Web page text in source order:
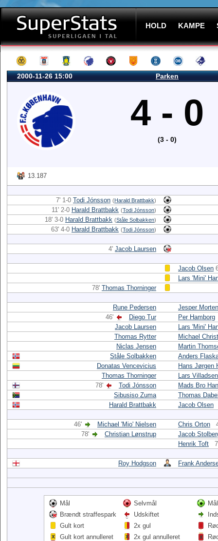
HOLD KAMPE
2000-11-26 15:00 Parken
4 - 0
(3 - 0)
13.187
7' 1-0 Todi Jónsson (Harald Brattbakk)
11' 2-0 Harald Brattbakk (Todi Jónsson)
18' 3-0 Harald Brattbakk (Ståle Solbakken)
63' 4-0 Harald Brattbakk (Todi Jónsson)
4' Jacob Laursen
Jacob Olsen
Lars 'Mini'
78' Thomas Thorninger
Rune Pedersen
Jesper
46'
Diego Tur
Per Hamborg
Jacob Laursen
Lars 'Mini'
Thomas Rytter
Michael
Niclas Jensen
Martin
Ståle Solbakken
Anders
Donatas Vencevicius
Hans Jørgen
Thomas Thorninger
Lars Villadsen
78'
Todi Jónsson
Mads Bro
Sibusiso Zuma
Thomas
Harald Brattbakk
Jacob Olsen
46' Michael 'Mio' Nielsen Chris Orton
78'
Christian Lønstrup
Jacob
Henrik Toft
Roy Hodgson Frank
Mål Selvmål
Brændt straffespark
Udskiftet
Gult kort
2x gul
Gult kort annulleret
2x gul annulleret